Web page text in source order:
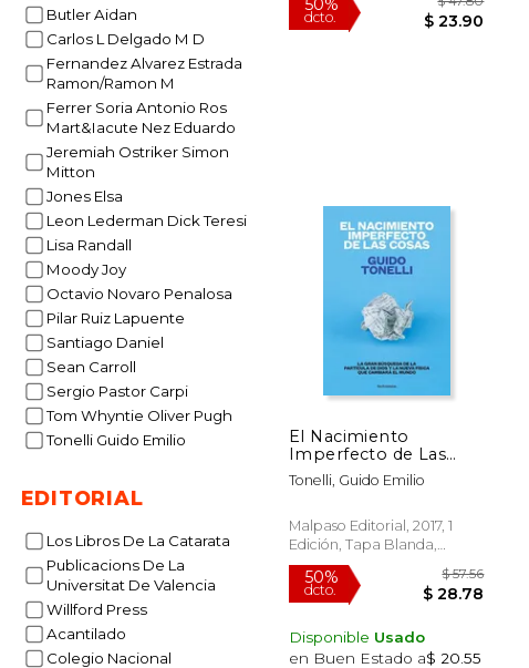
Butler Aidan
Carlos L Delgado M D
Fernandez Alvarez Estrada
Ramon/Ramon M
Ferrer Soria Antonio Ros
Mart&Iacute Nez Eduardo
Jeremiah Ostriker Simon
Mitton
Jones Elsa
Leon Lederman Dick Teresi
Lisa Randall
Moody Joy
Octavio Novaro Penalosa
Pilar Ruiz Lapuente
Santiago Daniel
Sean Carroll
Sergio Pastor Carpi
Tom Whyntie Oliver Pugh
Tonelli Guido Emilio
EDITORIAL
Los Libros De La Catarata
Publicacions De La
Universitat De Valencia
Willford Press
Acantilado
Colegio Nacional
El Nacimiento
Imperfecto de Las
Cosas: La Gran
Búsqueda de «La
Nueva Física Que
Cambiará El Mundo
Tonelli, Guido Emilio
Malpaso Editorial, 2017, 1
Edición, Tapa Blanda,
Nuevo
Disponible Usado
en Buen Estado a$ 20.55